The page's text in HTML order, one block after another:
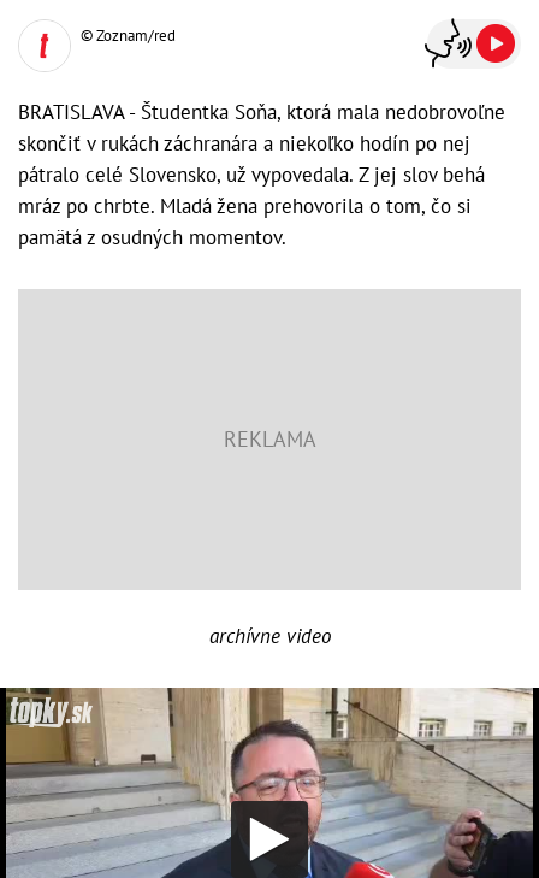
© Zoznam/red
BRATISLAVA - Študentka Soňa, ktorá mala nedobrovoľne
skončiť v rukách záchranára a niekoľko hodín po nej
pátralo celé Slovensko, už vypovedala. Z jej slov behá
mráz po chrbte. Mladá žena prehovorila o tom, čo si
pamätá z osudných momentov.
archívne video